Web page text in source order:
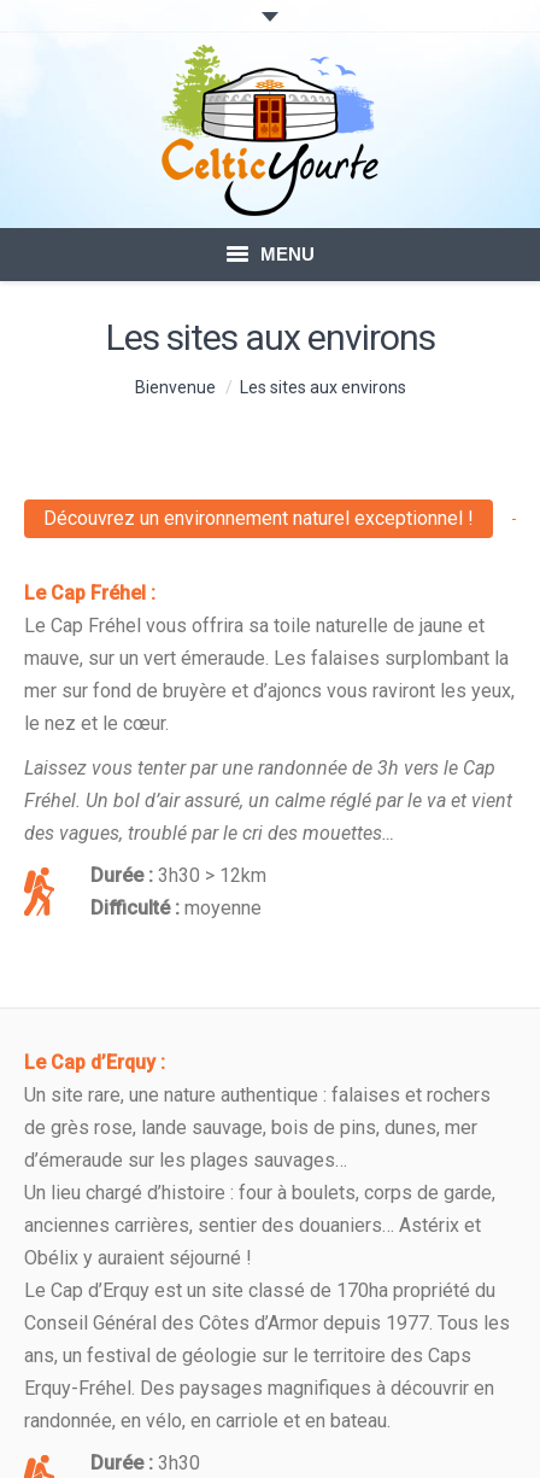
MENU
CONTACTS
Les sites aux environs
Vous êtes ici :Bienvenue Les sites aux environs
Découvrez un environnement naturel exceptionnel !
Le Cap Fréhel :
Le Cap Fréhel vous offrira sa toile naturelle de jaune et
mauve, sur un vert émeraude. Les falaises surplombant la
mer sur fond de bruyère et d’ajoncs vous raviront les yeux,
le nez et le cœur.
Laissez vous tenter par une randonnée de 3h vers le Cap
Fréhel. Un bol d’air assuré, un calme réglé par le va et vient
des vagues, troublé par le cri des mouettes…
Durée : 3h30 > 12km
Difficulté : moyenne
Le Cap d’Erquy :
Un site rare, une nature authentique : falaises et rochers
de grès rose, lande sauvage, bois de pins, dunes, mer
d’émeraude sur les plages sauvages…
Un lieu chargé d’histoire : four à boulets, corps de garde,
anciennes carrières, sentier des douaniers… Astérix et
Obélix y auraient séjourné !
Le Cap d’Erquy est un site classé de 170ha propriété du
Conseil Général des Côtes d’Armor depuis 1977. Tous les
ans, un festival de géologie sur le territoire des Caps
Erquy-Fréhel. Des paysages magnifiques à découvrir en
randonnée, en vélo, en carriole et en bateau.
Durée : 3h30